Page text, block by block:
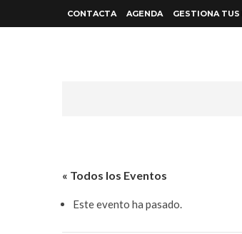
CONTACTA AGENDA GESTIONA TUS
« Todos los Eventos
Este evento ha pasado.